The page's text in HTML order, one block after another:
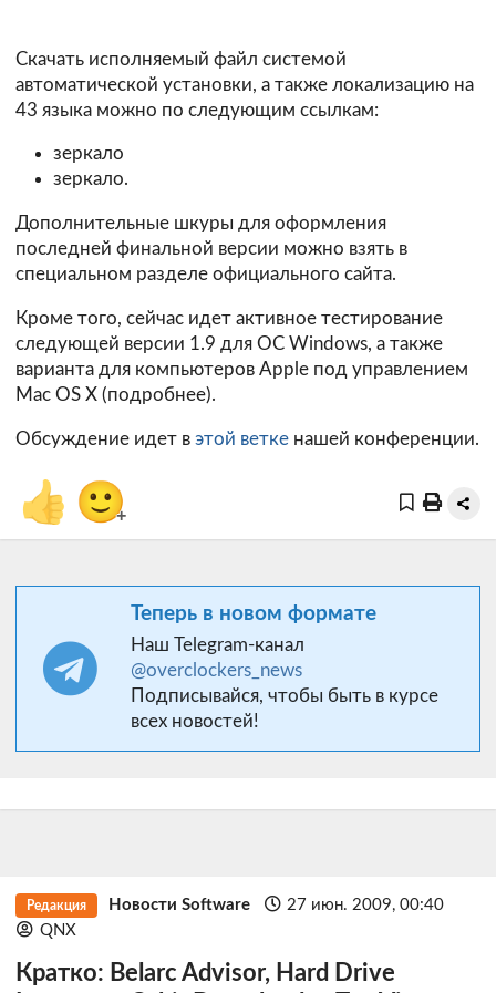
Скачать исполняемый файл системой
автоматической установки, а также локализацию на
43 языка можно по следующим ссылкам:
зеркало
зеркало.
Дополнительные шкуры для оформления
последней финальной версии можно взять в
специальном разделе официального сайта.
Кроме того, сейчас идет активное тестирование
следующей версии 1.9 для ОС Windows, а также
варианта для компьютеров Apple под управлением
Mac OS X (подробнее).
Обсуждение идет в этой ветке нашей конференции.
👍 🙂+
Теперь в новом формате
Наш Telegram-канал
@overclockers_news
Подписывайся, чтобы быть в курсе
всех новостей!
Редакция Новости Software
27 июн. 2009, 00:40
QNX
Кратко: Belarc Advisor, Hard Drive